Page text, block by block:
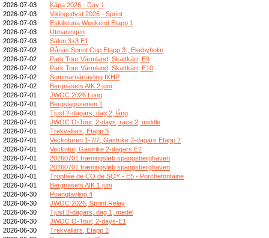
2026-07-03
Kāpa 2026 - Day 1
2026-07-03
Vikingedyst 2026 - Sprint
2026-07-03
Eskilstuna Weekend Etapp 1
2026-07-03
Utmaningen
2026-07-03
Sälen 3+3 E1
2026-07-02
Rånäs Sprint Cup Etapp 3 , Ekebyholm
2026-07-02
Park Tour Värmland, Skattkärr, E9
2026-07-02
Park Tour Värmland, Skattkärr, E10
2026-07-02
Sommarnärtävling IKHP
2026-07-02
Bergnäsets AIK 2 juni
2026-07-01
JWOC 2026 Long
2026-07-01
Bergslagsserien 1
2026-07-01
Tjust 2-dagars, dag 2, lång
2026-07-01
JWOC O-Tour, 2-days, race 2, middle
2026-07-01
Trekvällars, Etapp 3
2026-07-01
Veckoturen 1-7/7, Gästrike 2-dagars Etapp 2
2026-07-01
Veckotur, Gästrike 2-dagars E2
2026-07-01
20260701 træningsløb spangsberghaven
2026-07-01
20260701 træningsløb spangsberghaven
2026-07-01
Trophée de CO de SQY - E5 - Porchefontaine
2026-07-01
Bergnäsets AIK 1 juni
2026-06-30
Poängtävling 4
2026-06-30
JWOC 2026, Sprint Relay
2026-06-30
Tjust 2-dagars, dag 1, medel
2026-06-30
JWOC O-Tour, 2-days-E1
2026-06-30
Trekvällars, Etapp 2